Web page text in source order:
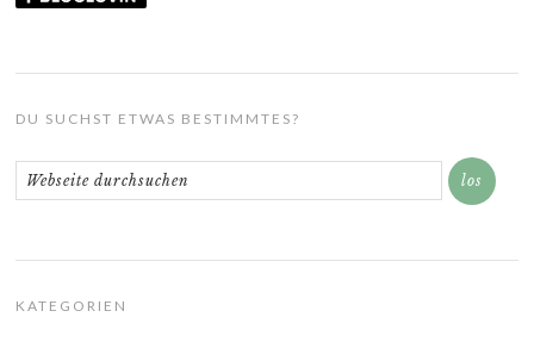
DU SUCHST ETWAS BESTIMMTES?
KATEGORIEN